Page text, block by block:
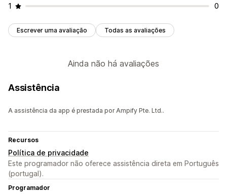
1 0
Escrever uma avaliação Todas as avaliações
Ainda não há avaliações
Assistência
A assistência da app é prestada por Ampify Pte. Ltd..
Recursos
Política de privacidade
Este programador não oferece assistência direta em Português
(portugal).
Programador